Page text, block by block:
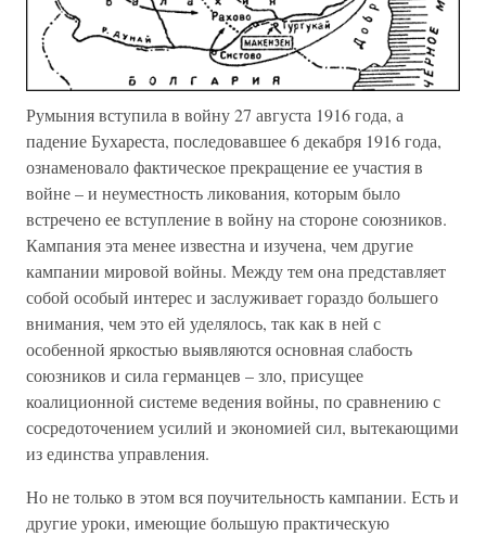
Румыния вступила в войну 27 августа 1916 года, а
падение Бухареста, последовавшее 6 декабря 1916 года,
ознаменовало фактическое прекращение ее участия в
войне – и неуместность ликования, которым было
встречено ее вступление в войну на стороне союзников.
Кампания эта менее известна и изучена, чем другие
кампании мировой войны. Между тем она представляет
собой особый интерес и заслуживает гораздо большего
внимания, чем это ей уделялось, так как в ней с
особенной яркостью выявляются основная слабость
союзников и сила германцев – зло, присущее
коалиционной системе ведения войны, по сравнению с
сосредоточением усилий и экономией сил, вытекающими
из единства управления.
Но не только в этом вся поучительность кампании. Есть и
другие уроки, имеющие большую практическую